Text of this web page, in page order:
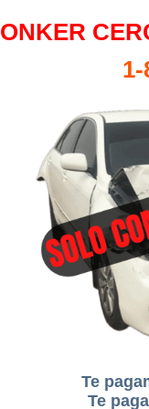
1-
Te
Te